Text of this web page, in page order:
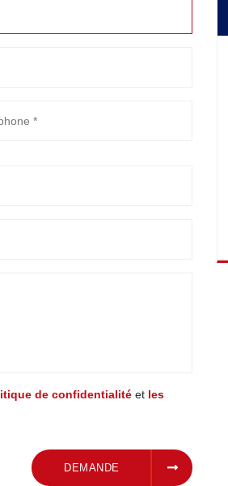
de confidentialité et les
DEMANDE